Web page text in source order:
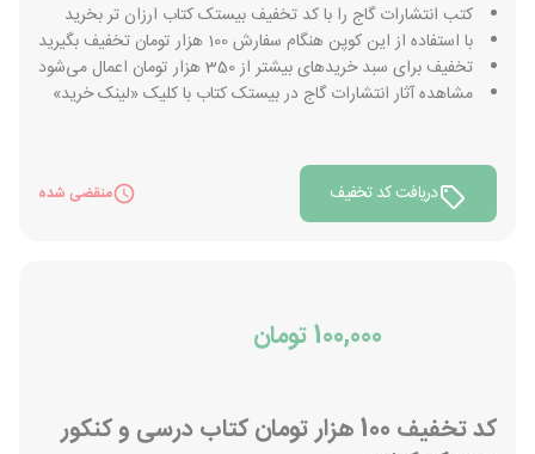
کتب انتشارات گاج را با کد تخفیف بیستک کتاب ارزان تر بخرید
با استفاده از این کوپن هنگام سفارش 100 هزار تومان تخفیف بگیرید
تخفیف برای سبد خریدهای بیشتر از 350 هزار تومان اعمال می‌شود
مشاهده آثار انتشارات گاج در بیستک کتاب با کلیک «لینک خرید»
دریافت کد تخفیف منقضی شده
100,000 تومان
کد تخفیف 100 هزار تومان کتاب درسی و کنکور